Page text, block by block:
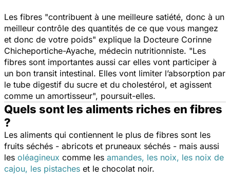
Les fibres "contribuent à une meilleure satiété, donc à un
meilleur contrôle des quantités de ce que vous mangez
et donc de votre poids" explique la Docteure Corinne
Chicheportiche-Ayache, médecin nutritionniste. "Les
fibres sont importantes aussi car elles vont participer à
un bon transit intestinal. Elles vont limiter l’absorption par
le tube digestif du sucre et du cholestérol, et agissent
comme un amortisseur", poursuit-elles.
Quels sont les aliments riches en fibres
?
Les aliments qui contiennent le plus de fibres sont les
fruits séchés - abricots et pruneaux séchés - mais aussi
les oléagineux comme les amandes, les noix, les noix de
cajou, les pistaches et le chocolat noir.